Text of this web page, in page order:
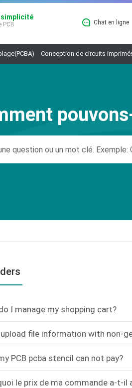
simplicité
PCB
Chat en ligne
Conception de circuits
I manage my shopping cart?
upload file information with non-
PCB pcba stencil can not pay?
le prix de ma commande a-t-il